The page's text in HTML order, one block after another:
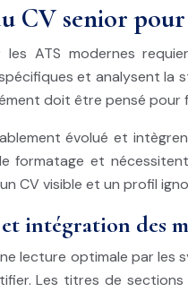
CV senior
les ATS modernes
et analysent la
doit être pensé pour
évolué et
formatage et
CV visible et un profil
intégration des
lecture optimale par les
Les titres de